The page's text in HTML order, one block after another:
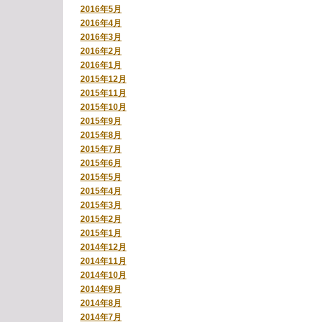
2016年5月
2016年4月
2016年3月
2016年2月
2016年1月
2015年12月
2015年11月
2015年10月
2015年9月
2015年8月
2015年7月
2015年6月
2015年5月
2015年4月
2015年3月
2015年2月
2015年1月
2014年12月
2014年11月
2014年10月
2014年9月
2014年8月
2014年7月